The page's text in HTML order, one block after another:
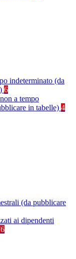
indeterminato (da
6
a tempo
in tabelle) 4
(da pubblicare
ai dipendenti